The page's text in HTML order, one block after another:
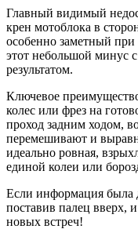
Главный видимый
крен мотоблока в
особенно заметный
этот небольшой минус
результатом.
Ключевое
колес или фрез на
проход задним ходом,
перемешивают и
идеально ровная,
единой колеи или
Если информация была
поставив палец вверх,
новых встреч!